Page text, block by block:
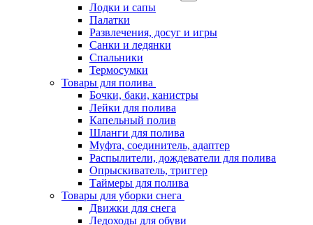
Лодки и сапы
Палатки
Развлечения, досуг и игры
Санки и ледянки
Спальники
Термосумки
Товары для полива
Бочки, баки, канистры
Лейки для полива
Капельный полив
Шланги для полива
Муфта, соединитель, адаптер
Распылители, дождеватели для полива
Опрыскиватель, триггер
Таймеры для полива
Товары для уборки снега
Движки для снега
Ледоходы для обуви